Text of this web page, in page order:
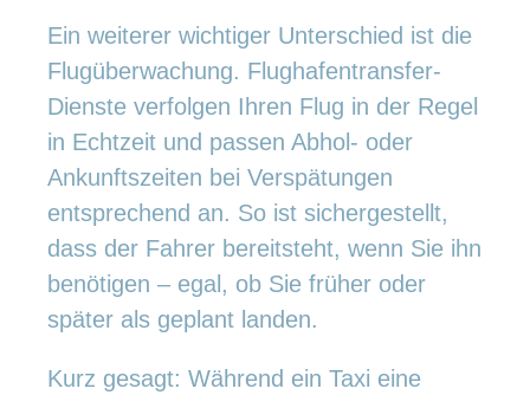
Ein weiterer wichtiger Unterschied ist die
Flugüberwachung. Flughafentransfer-
Dienste verfolgen Ihren Flug in der Regel
in Echtzeit und passen Abhol- oder
Ankunftszeiten bei Verspätungen
entsprechend an. So ist sichergestellt,
dass der Fahrer bereitsteht, wenn Sie ihn
benötigen – egal, ob Sie früher oder
später als geplant landen.
Kurz gesagt: Während ein Taxi eine